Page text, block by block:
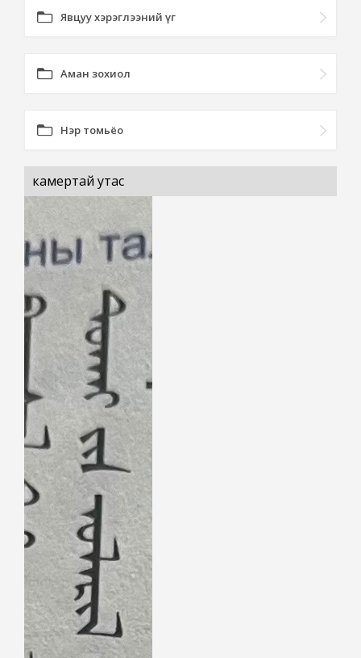
Явцуу хэрэглээний үг
Аман зохиол
Нэр томьёо
камертай утас